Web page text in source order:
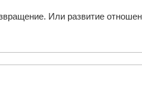
Или развитие